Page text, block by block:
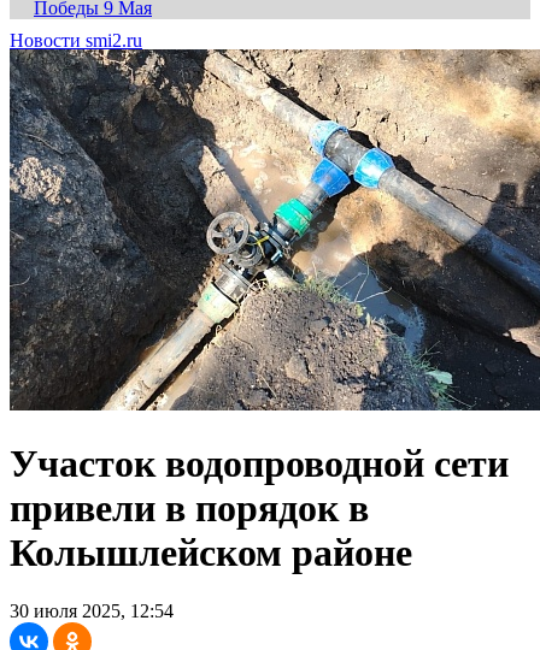
Победы 9 Мая
Новости smi2.ru
Участок водопроводной сети
привели в порядок в
Колышлейском районе
30 июля 2025, 12:54